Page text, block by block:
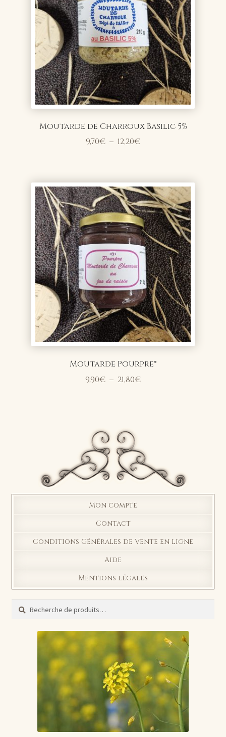
Moutarde de Charroux Basilic 5%
9,70€ – 12,20€Plage
à
12,20€
Moutarde Pourpre®
9,90€ – 21,80€Plage
Mon compte
Contact
Conditions Générales de Vente en ligne
Aide
Mentions légales
Recherche
pour :
Recherche